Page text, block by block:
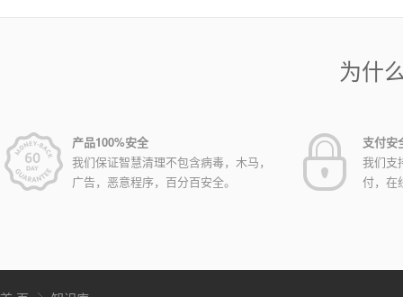
为什
产品100%安全
我们保证智慧清理不包含病毒，木马，
广告，恶意程序，百分百安全。
支付安
我们支
付，在